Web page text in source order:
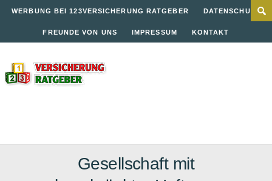
WERBUNG BEI 123VERSICHERUNG RATGEBER DATENSCHUTZ
FREUNDE VON UNS IMPRESSUM KONTAKT
Gesellschaft mit